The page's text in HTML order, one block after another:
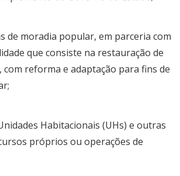
de moradia popular, em parceria com
que consiste na restauração de
com reforma e adaptação para fins de
Habitacionais (UHs) e outras
próprios ou operações de